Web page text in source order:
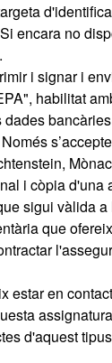
encara no
i signar i
habilitat
i còpia
sigui vàlida
que
estar en
d'aquest